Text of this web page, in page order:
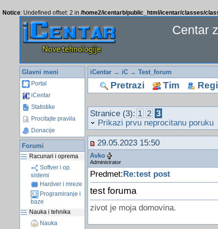
Notice: Undefined offset: 2 in /home2/icentarb/public_html/icentar/classes/
Centar
Glavni meni
Portal
iCentar
Statistike
Procitajte pravila
Donacije
Forumi
Racunari i oprema
Softver i op.
sistemi
Hardver i mreze
Programiranje i
baze
Nauka i tehnika
Nauka
iCentar→ iC→ Test_forum
Pretrazi Tim
Stranice (3): 1 2 3
Prikazi prvu neprocitanu poruku
29.05.2023 15:50
Avko
Administrator
Predmet: Re:test post
test foruma
zivot je moja domovina.